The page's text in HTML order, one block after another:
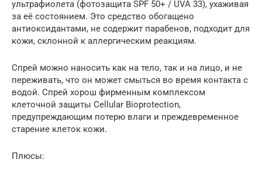
ультрафиолета (фотозащита SPF 50+ / UVA 33), ухаживая
за её состоянием. Это средство обогащено
антиоксидантами, не содержит парабенов, подходит для
кожи, склонной к аллергическим реакциям.
Спрей можно наносить как на тело, так и на лицо, и не
переживать, что он может смыться во время контакта с
водой. Спрей хорош фирменным комплексом
клеточной защиты Cellular Bioprotection,
предупреждающим потерю влаги и преждевременное
старение клеток кожи.
Плюсы: